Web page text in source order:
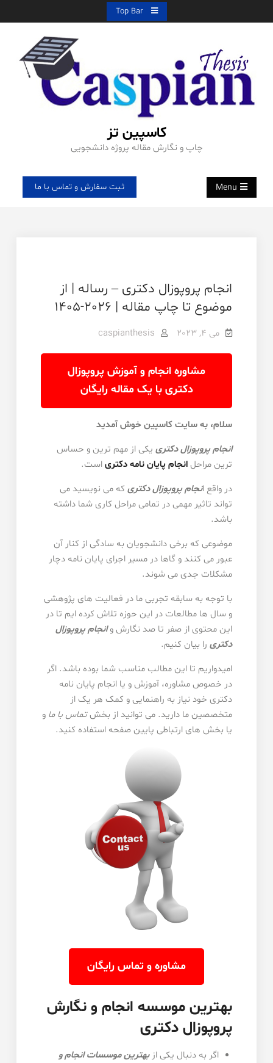
to
Top Bar
کاسپین تز
چاپ و نگارش مقاله پروژه دانشجویی
Menu ثبت سفارش و تماس با ما
انجام پروپوزال دکتری – رساله | از
موضوع تا چاپ مقاله | 2026-1405
می 4, 2023 caspianthesis
مشاوره انجام و آموزش پروپوزال
دکتری با یک مقاله رایگان
سلام، به سایت کاسپین خوش آمدید
انجام پروپوزال دکترییکی از مهم ترین و حساس
ترین مراحل انجام پایان نامه دکتریاست.
در واقع انجام پروپوزال دکتریکه می نویسید می
تواند تاثیر مهمی در تمامی مراحل کاری شما داشته
باشد.
موضوعی که برخی دانشجویان به سادگی از کنار آن
عبور می کنند و گاها در مسیر اجرای پایان نامه دچار
مشکلات جدی می شوند.
با توجه به سابقه تجربی ما در فعالیت های پژوهشی
و سال ها مطالعات در این حوزه تلاش کرده ایم تا در
این محتوی از صفر تا صد نگارش وانجام پروپوزال
دکتریرا بیان کنیم.
امیدواریم تا این مطالب مناسب شما بوده باشد. اگر
در خصوص مشاوره، آموزش و یا انجام پایان نامه
دکتری خود نیاز به راهنمایی و کمک هر یک از
متخصصین ما دارید. می توانید از بخشتماس با ما و
یا بخش های ارتباطی پایین صفحه استفاده کنید.
مشاوره و تماس رایگان
بهترین موسسه انجام و نگارش
پروپوزال دکتری
اگر به دنبال یکی ازبهترینموسسات انجام و